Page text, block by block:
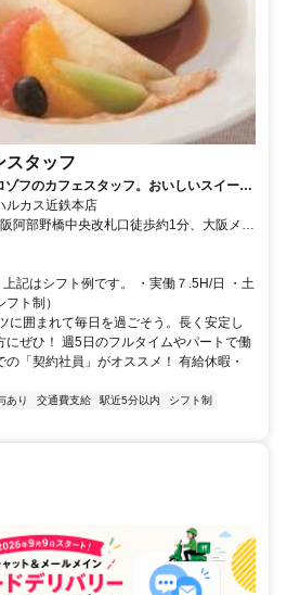
スタッフ
フのカフェスタッフ。おいしいスイーツ
～20:30で実働7.5時間のシフト制
カス近鉄本店
阿部野橋中央改札口徒歩約1分、大阪メト
約2分、大阪メトロ谷町線 天王寺9番口
記はシフト例です。 ・実働７.5H/日 ・土
ト制）
に囲まれて毎日を過ごそう。長く安定し
にぜひ！ 週5日のフルタイムやパートで働
の「契約社員」がオススメ！ 有給休暇・
あり 交通費支給 駅近5分以内
シフト制